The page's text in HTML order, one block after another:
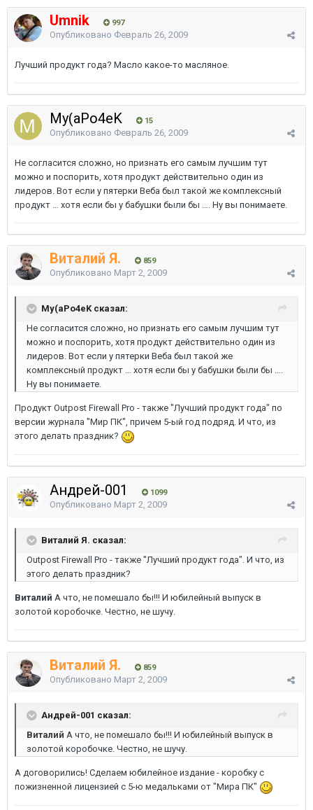
Umnik 997
Опубликовано Февраль 26, 2009
Лучший продукт года? Масло какое-то масляное.
My(aPo4eK 15
Опубликовано Февраль 26, 2009
Не согласится сложно, но признать его самым лучшим тут
можно и поспорить, хотя продукт действительно один из
лидеров. Вот если у пятерки Веба был такой же комплексный
продукт … хотя если бы у бабушки были бы …. Ну вы понимаете.
Виталий Я. 859
Опубликовано Март 2, 2009
My(aPo4eK сказал:
Не согласится сложно, но признать его самым лучшим тут
можно и поспорить, хотя продукт действительно один из
лидеров. Вот если у пятерки Веба был такой же
комплексный продукт … хотя если бы у бабушки были бы ….
Ну вы понимаете.
Продукт Outpost Firewall Pro - также "Лучший продукт года" по
версии журнала "Мир ПК", причем 5-ый год подряд. И что, из
этого делать праздник?
Андрей-001 1099
Опубликовано Март 2, 2009
Виталий Я. сказал:
Outpost Firewall Pro - также "Лучший продукт года". И что, из
этого делать праздник?
Виталий А что, не помешало бы!!! И юбилейный выпуск в
золотой коробочке. Честно, не шучу.
Виталий Я. 859
Опубликовано Март 2, 2009
Андрей-001 сказал:
Виталий А что, не помешало бы!!! И юбилейный выпуск в
золотой коробочке. Честно, не шучу.
А договорились! Сделаем юбилейное издание - коробку с
пожизненной лицензией с 5-ю медальками от "Мира ПК"